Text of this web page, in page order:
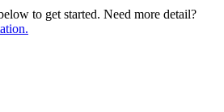
to get started. Need more detail?